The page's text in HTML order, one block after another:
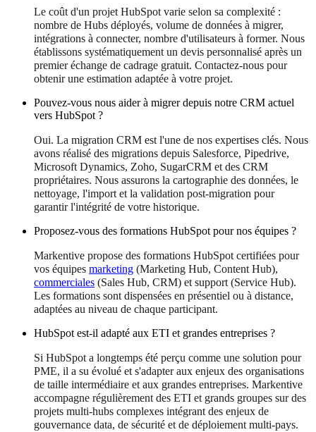
Le coût d'un projet HubSpot varie selon sa complexité :
nombre de Hubs déployés, volume de données à migrer,
intégrations à connecter, nombre d'utilisateurs à former. Nous
établissons systématiquement un devis personnalisé après un
premier échange de cadrage gratuit. Contactez-nous pour
obtenir une estimation adaptée à votre projet.
Pouvez-vous nous aider à migrer depuis notre CRM actuel
vers HubSpot ?
Oui. La migration CRM est l'une de nos expertises clés. Nous
avons réalisé des migrations depuis Salesforce, Pipedrive,
Microsoft Dynamics, Zoho, SugarCRM et des CRM
propriétaires. Nous assurons la cartographie des données, le
nettoyage, l'import et la validation post-migration pour
garantir l'intégrité de votre historique.
Proposez-vous des formations HubSpot pour nos équipes ?
Markentive propose des formations HubSpot certifiées pour
vos équipes marketing (Marketing Hub, Content Hub),
commerciales (Sales Hub, CRM) et support (Service Hub).
Les formations sont dispensées en présentiel ou à distance,
adaptées au niveau de chaque participant.
HubSpot est-il adapté aux ETI et grandes entreprises ?
Si HubSpot a longtemps été perçu comme une solution pour
PME, il a su évolué et s'adapter aux enjeux des organisations
de taille intermédiaire et aux grandes entreprises. Markentive
accompagne régulièrement des ETI et grands groupes sur des
projets multi-hubs complexes intégrant des enjeux de
gouvernance data, de sécurité et de déploiement multi-pays.